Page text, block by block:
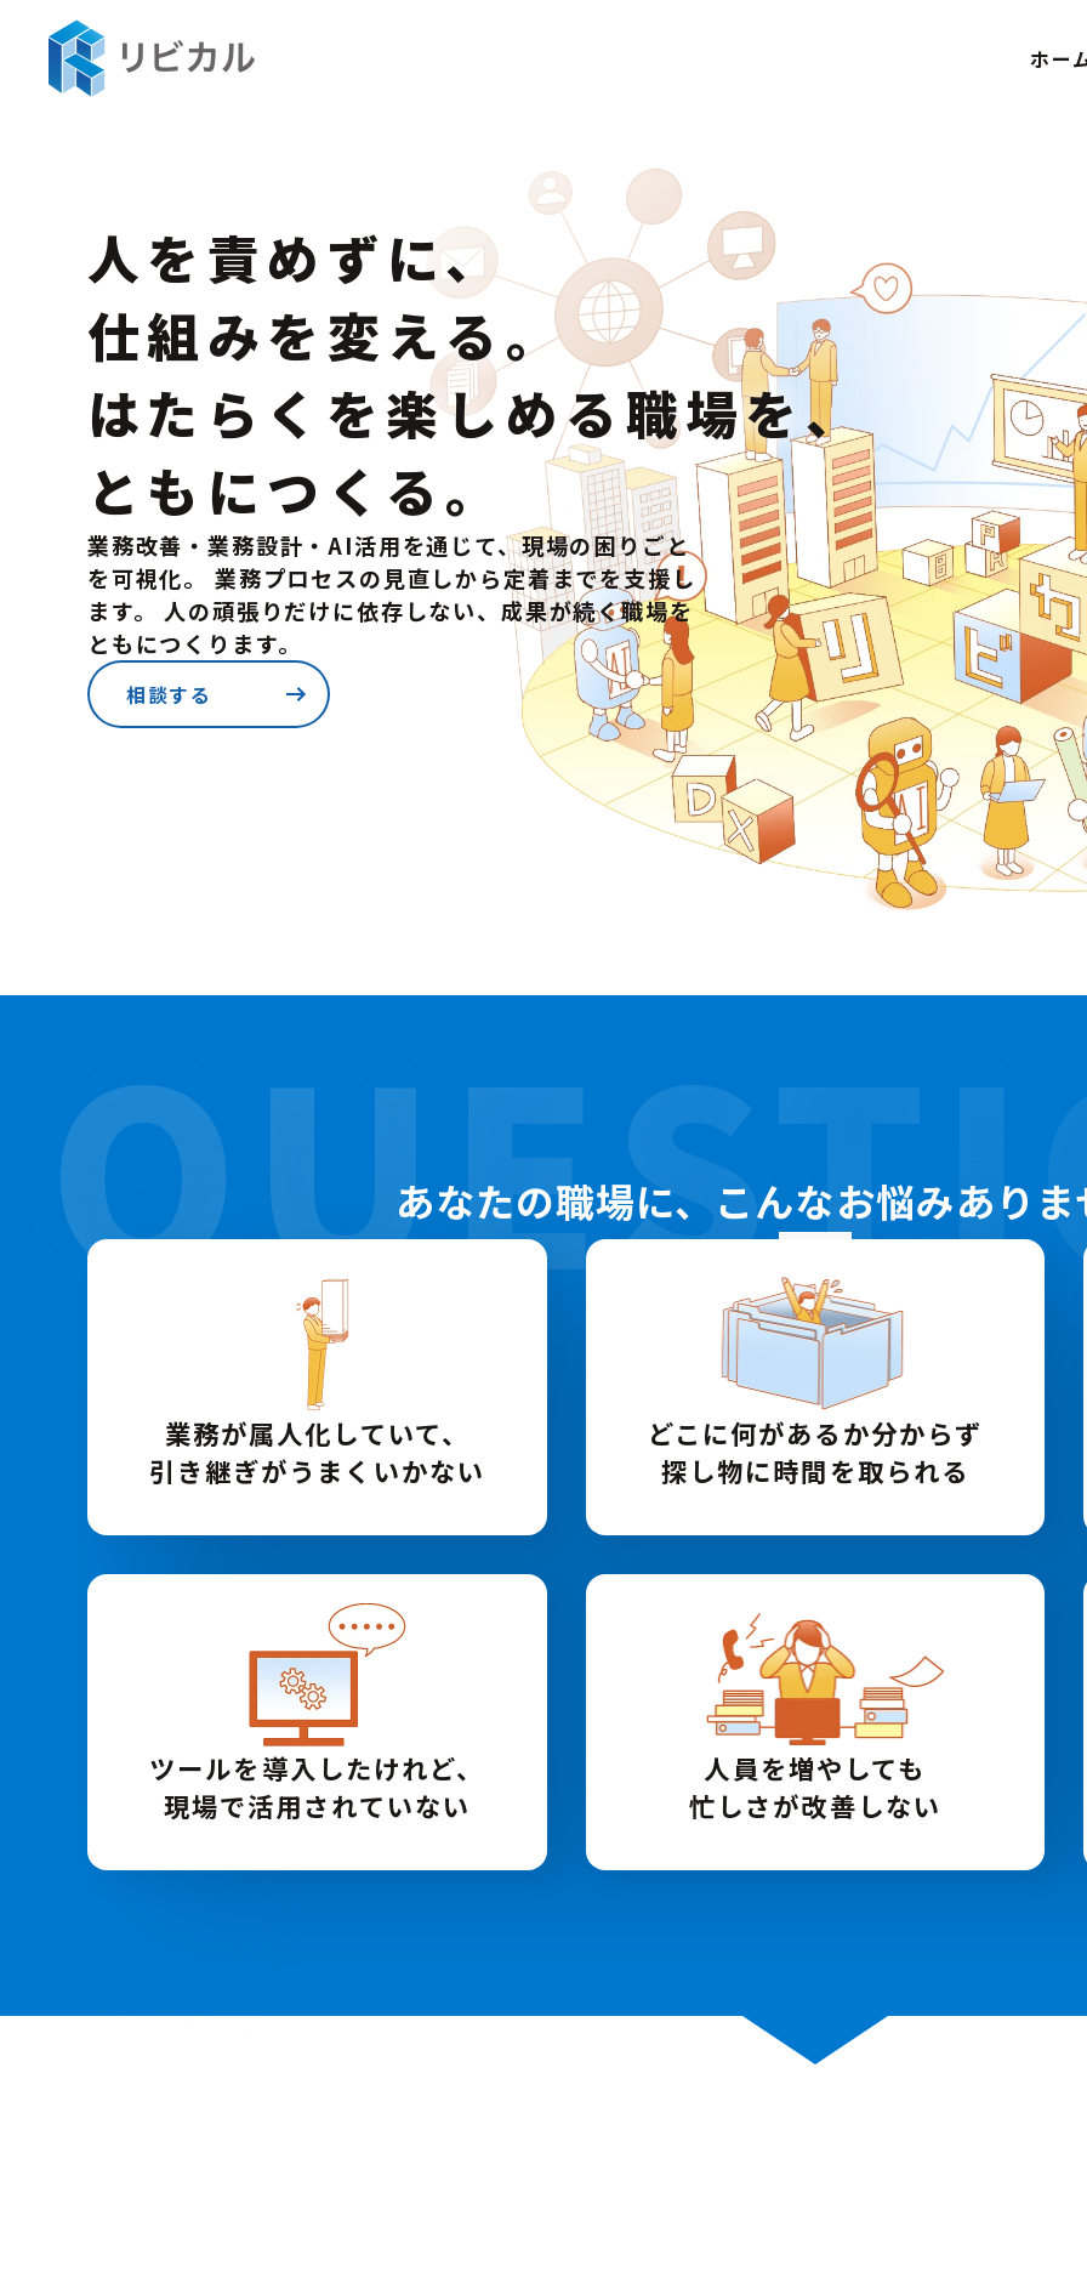
ホー
人を責めずに、
仕組みを変える。
はたらくを楽しめる職場を、
ともにつくる。
業務改善・業務設計・AI活用を通じて、現場の困りごと
を可視化。 業務プロセスの見直しから定着までを支援し
ます。 人の頑張りだけに依存しない、成果が続く職場を
ともにつくります。
相談する
あなたの職場に、 こんなお悩みあり
業務が属人化していて、
引き継ぎがうまくいかない
どこに何があるか分からず
探し物に時間を取られる
ツールを導入したけれど、
現場で活用されていない
人員を増やしても
忙しさが改善しない